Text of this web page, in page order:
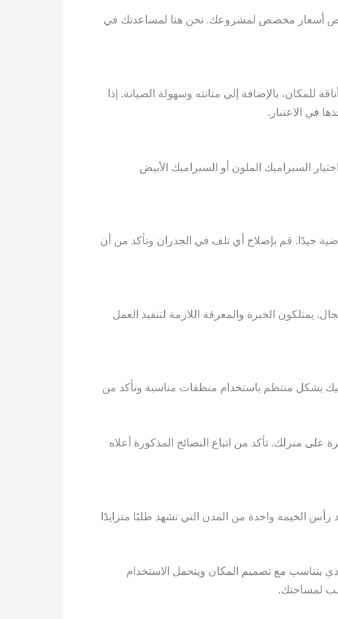
عرض أسعار مخصص لمشروعك. نحن هنا لمساعدتك في
بالإضافة إلى متانته وسهولة الصيانة. إذا
في الاعتبار.
السيراميك الملون أو السيراميك الأبيض
جيدًا. قم بإصلاح أي تلف في الجدران وتأكد من أن
يمتلكون الخبرة والمعرفة اللازمة لتنفيذ العمل
بشكل منتظم باستخدام منظفات مناسبة وتأكد من
منزلك. تأكد من اتباع النصائح المذكورة أعلاه
الخيمة واحدة من المدن التي تشهد طلبًا متزايدًا
يتناسب مع تصميم المكان ويتحمل الاستخدام
لمساحتك.